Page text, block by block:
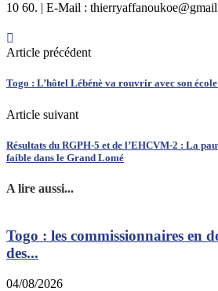
10 60. | E-Mail :
Article précédent
Togo : L’hôtel Lébénè va rouvrir avec son
Article suivant
Résultats du RGPH-5 et de l’EHCVM-2 : La
faible dans le Grand Lomé
A lire aussi...
Togo : les commissionnaires en
des...
04/08/2026